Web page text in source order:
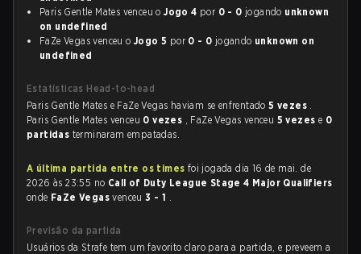
Paris Gentle Mates venceu oJogo 4 por 0 - 0 jogando unknown
on undefined
FaZe Vegas venceu o Jogo 5 por 0 - 0 jogando unknown on
undefined
Estatísticas Head-to-head
Paris Gentle Mates e FaZe Vegas haviam se enfrentado5 vezes .
Paris Gentle Mates venceu 0 vezes , FaZe Vegas venceu 5 vezes e 0
partidas terminaram empatadas.
A última partida entre os times foi jogada dia 16 de mai. de
2026 às 23:55 no Call of Duty League Stage 4 Major Qualifiers
onde FaZe Vegasvenceu3 - 1 .
Previsão da partida
Usuários da Strafe tem um favorito claro para a partida, e preveem a